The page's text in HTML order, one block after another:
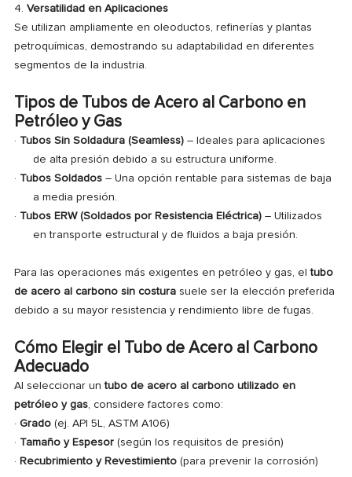
4. Versatilidad en Aplicaciones
Se utilizan ampliamente en oleoductos, refinerías y plantas
petroquímicas, demostrando su adaptabilidad en diferentes
segmentos de la industria.
Tipos de Tubos de Acero al Carbono en
Petróleo y Gas
· Tubos Sin Soldadura (Seamless)– Ideales para aplicaciones
de alta presión debido a su estructura uniforme.
· Tubos Soldados– Una opción rentable para sistemas de baja
a media presión.
· Tubos ERW (Soldados por Resistencia Eléctrica)– Utilizados
en transporte estructural y de fluidos a baja presión.
Para las operaciones más exigentes en petróleo y gas, eltubo
de acero al carbono sin costurasuele ser la elección preferida
debido a su mayor resistencia y rendimiento libre de fugas.
Cómo Elegir el Tubo de Acero al Carbono
Adecuado
Al seleccionar untubo de acero al carbono utilizado en
petróleo y gas, considere factores como:
· Grado(ej. API 5L, ASTM A106)
· Tamaño y Espesor(según los requisitos de presión)
· Recubrimiento y Revestimiento(para prevenir la corrosión)